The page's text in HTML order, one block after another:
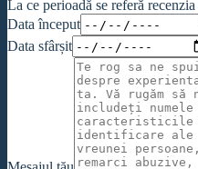
La ce perioadă se referă
Data început
Data sfârșit